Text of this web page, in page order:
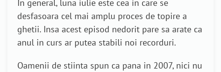
In general, luna iulie este cea in care se
desfasoara cel mai amplu proces de topire a
ghetii. Insa acest episod nedorit pare sa arate ca
anul in curs ar putea stabili noi recorduri.
Oamenii de stiinta spun ca pana in 2007, nici nu